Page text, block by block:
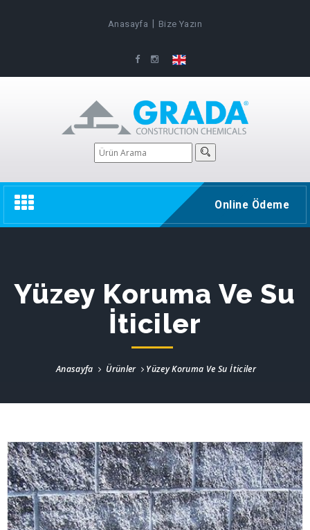
Anasayfa Bize Yazın
Toggle
navigation
Online Ödeme
Yüzey Koruma Ve Su
İticiler
Anasayfa Ürünler Yüzey Koruma Ve Su İticiler